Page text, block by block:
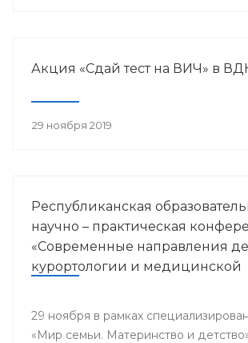
Акция «Сдай тест на ВИЧ» в
29 ноября 2019
Республиканская
научно – практическая
«Современные направления
курортологии и медицинской
29 ноября в рамках
«Мир семьи. Материнство и